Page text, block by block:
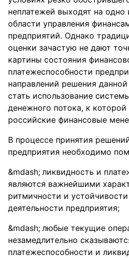
неплатежей выходят на одно
области управления
предприятий. Однако
оценки зачастую не дают
картины состояния
платежеспособности
направлений решения
стать использование
денежного потока, к
российские финансовые
В процессе принятия
предприятия необходимо
ликвидность и
являются важнейшими
ритмичности и
деятельности предприятия;
любые текущие
незамедлительно
платежеспособности и